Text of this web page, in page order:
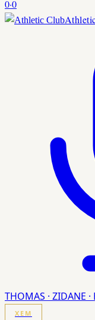
0·0
THOMAS · ZIDANE ·
XEM